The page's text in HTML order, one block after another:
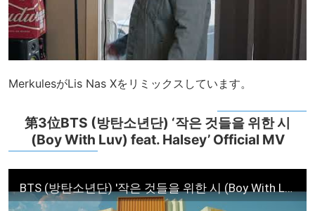
MerkulesがLis Nas Xをリミックスしています。
第3位BTS (방탄소년단) ‘작은 것들을 위한 시
(Boy With Luv) feat. Halsey’ Official MV
BTS (방탄소년단) '작은 것들을 위한 시 (Boy With Luv) (feat. Halsey)' Official MV